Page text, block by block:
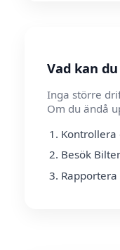
Vad kan
Inga större
Om du ändå
Besök